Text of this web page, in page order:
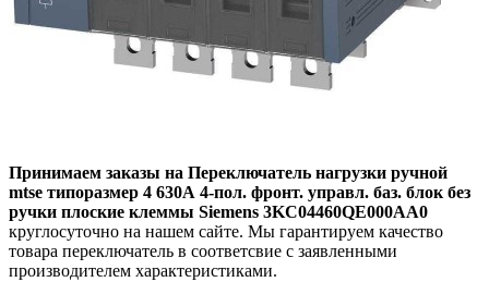
Принимаем заказы на Переключатель нагрузки ручной
mtse типоразмер 4 630А 4-пол. фронт. управл. баз. блок без
ручки плоские клеммы Siemens 3KC04460QE000AA0
круглосуточно на нашем сайте. Мы гарантируем качество
товара переключатель в соответсвие с заявленными
производителем характеристиками.